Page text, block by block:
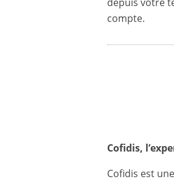
compte.
Cofidis,
Cofidis est